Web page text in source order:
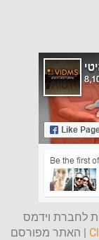
לחברת וידמס
| האתר מפורסם